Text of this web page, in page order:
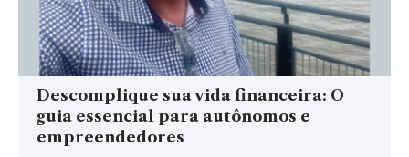
Descomplique sua vida financeira: O
guia essencial para autônomos e
empreendedores